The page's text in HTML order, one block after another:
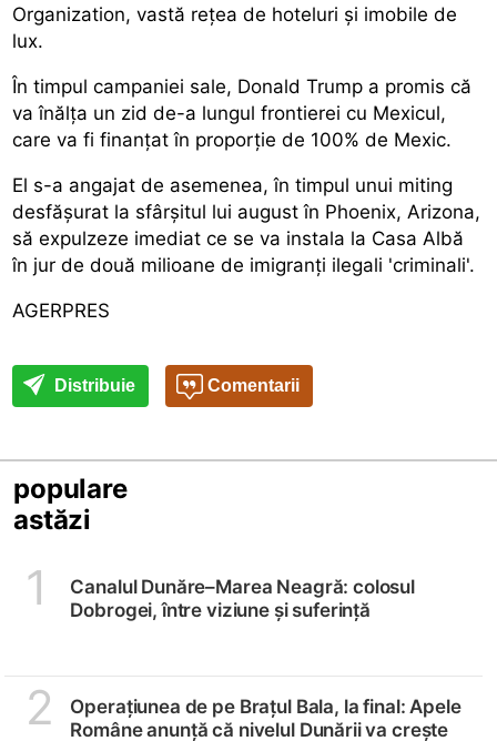
Organization, vastă rețea de hoteluri și imobile de
lux.
În timpul campaniei sale, Donald Trump a promis că
va înălța un zid de-a lungul frontierei cu Mexicul,
care va fi finanțat în proporție de 100% de Mexic.
El s-a angajat de asemenea, în timpul unui miting
desfășurat la sfârșitul lui august în Phoenix, Arizona,
să expulzeze imediat ce se va instala la Casa Albă
în jur de două milioane de imigranți ilegali 'criminali'.
AGERPRES
Distribuie Comentarii
populare
astăzi
1
Canalul Dunăre–Marea Neagră: colosul
Dobrogei, între viziune și suferință
2
Operațiunea de pe Brațul Bala, la final: Apele
Române anunță că nivelul Dunării va crește